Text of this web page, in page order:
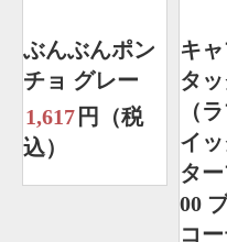
ぶんぶんポン
チョ グレー
1,617 円（税
込）
キ
タ
（
イ
タ
00
コ